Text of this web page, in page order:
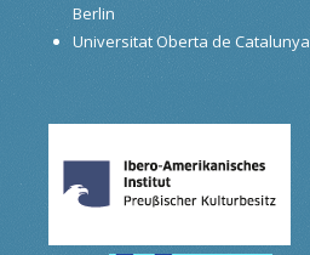
Berlin
Universitat Oberta de Catalunya